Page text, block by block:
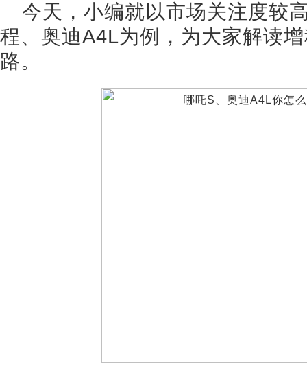
今天，小编就以市场关注度较
程、奥迪A4L为例，为大家解读
路。